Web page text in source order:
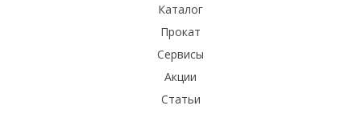
Каталог
Прокат
Сервисы
Акции
Статьи